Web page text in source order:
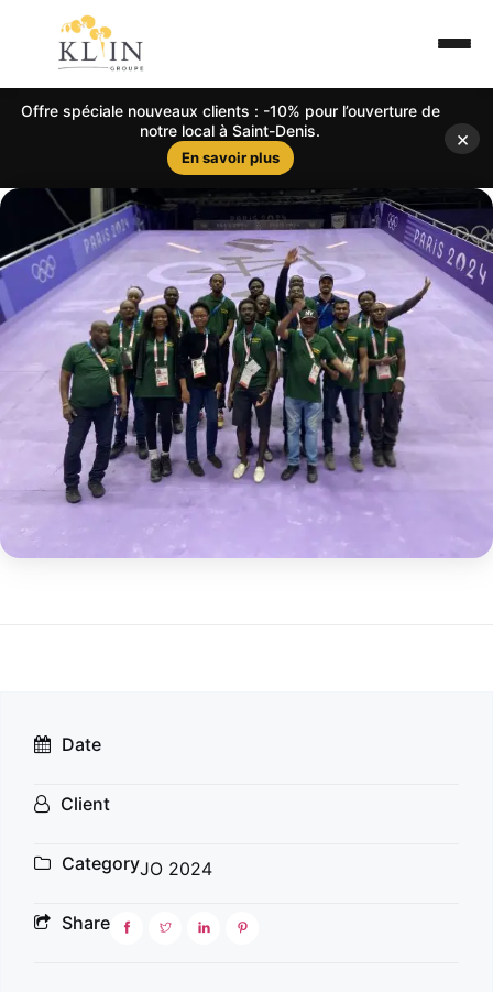
Offre spéciale nouveaux clients : -10% pour l’ouverture de
notre local à Saint-Denis.
En savoir plus
×
Date
Client
CategoryJO 2024
Share